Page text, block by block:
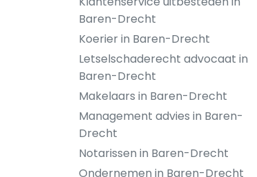
Baren-Drecht
Koerier in Baren-Drecht
Letselschaderecht advocaat in
Baren-Drecht
Makelaars in Baren-Drecht
Management advies in Baren-
Drecht
Notarissen in Baren-Drecht
Ondernemen in Baren-Drecht